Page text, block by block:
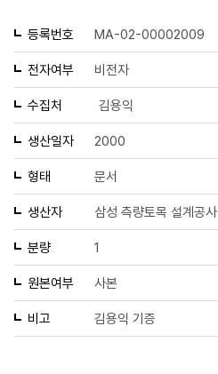
등록번호 MA-02-00002009
전자여부 비전자
수집처 김용익
생산일자 2000
형태 문서
생산자 삼성 측량토목 설계공사
분량 1
원본여부 사본
비고 김용익 기증